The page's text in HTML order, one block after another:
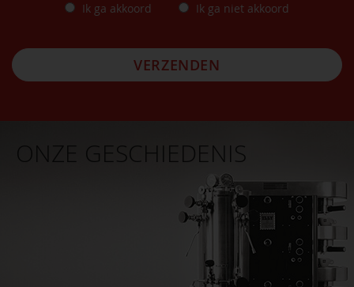
Ik ga akkoord Ik ga niet akkoord
VERZENDEN
ONZE GESCHIEDENIS